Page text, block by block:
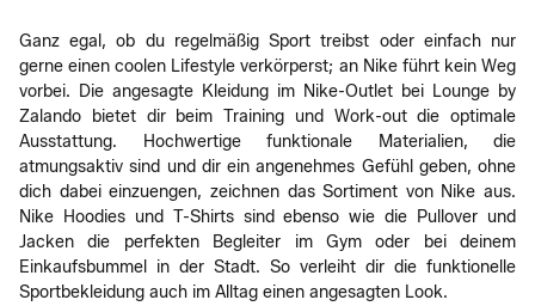
Ganz egal, ob du regelmäßig Sport treibst oder einfach nur
gerne einen coolen Lifestyle verkörperst; an Nike führt kein Weg
vorbei. Die angesagte Kleidung im Nike-Outlet bei Lounge by
Zalando bietet dir beim Training und Work-out die optimale
Ausstattung. Hochwertige funktionale Materialien, die
atmungsaktiv sind und dir ein angenehmes Gefühl geben, ohne
dich dabei einzuengen, zeichnen das Sortiment von Nike aus.
Nike Hoodies und T-Shirts sind ebenso wie die Pullover und
Jacken die perfekten Begleiter im Gym oder bei deinem
Einkaufsbummel in der Stadt. So verleiht dir die funktionelle
Sportbekleidung auch im Alltag einen angesagten Look.